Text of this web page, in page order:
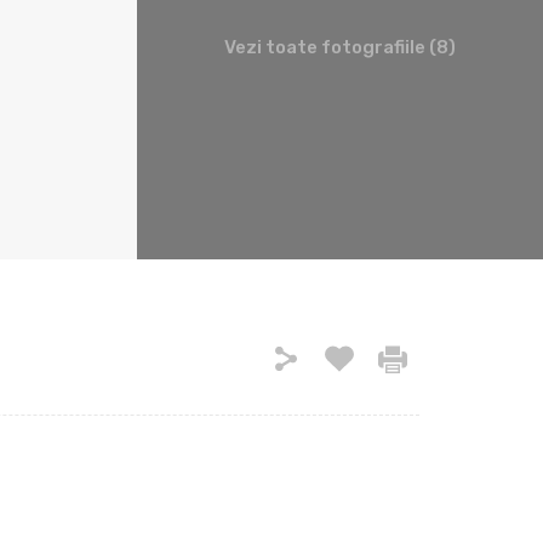
Vezi toate fotografiile (8)